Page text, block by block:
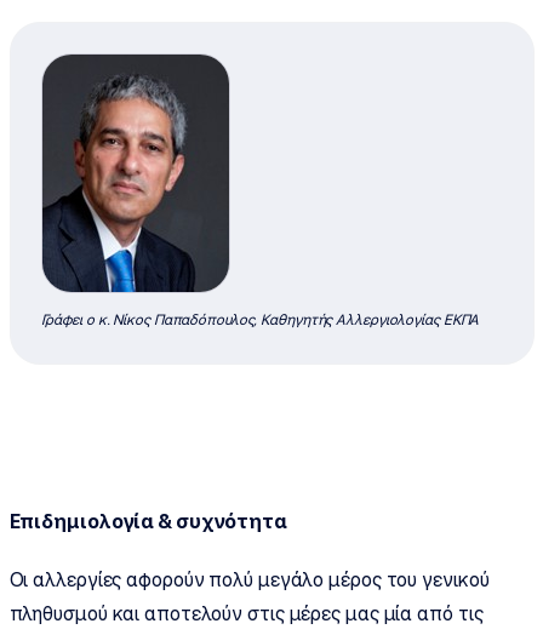
Γράφει ο κ. Νίκος Παπαδόπουλος, Καθηγητής Αλλεργιολογίας ΕΚΠΑ
Επιδημιολογία & συχνότητα
Οι αλλεργίες αφορούν πολύ μεγάλο μέρος του γενικού
πληθυσμού και αποτελούν στις μέρες μας μία από τις